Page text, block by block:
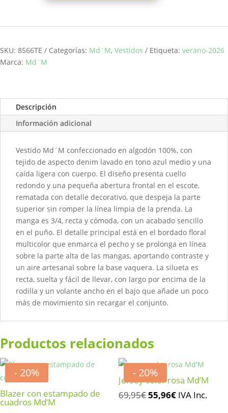
SKU: 8566TE Categorías: Md´M, Vestidos Etiqueta: verano-2026
Marca: Md´M
Descripción
Información adicional
Vestido Md´M confeccionado en algodón 100%, con
tejido de aspecto denim lavado en tono azul medio y una
caída ligera con cuerpo. El diseño presenta cuello
redondo y una pequeña abertura frontal en el escote,
rematada con detalle decorativo, que despeja la parte
superior sin romper la línea limpia de la prenda. La
manga es 3/4, recta y cómoda, con un acabado sencillo
en el puño. El detalle principal está en el bordado floral
multicolor que enmarca el pecho y se prolonga en línea
sobre la parte alta de las mangas, aportando contraste y
un aire artesanal sobre la base vaquera. La silueta es
recta, suelta y fácil de llevar, con largo por encima de la
rodilla y un volante ancho en el bajo que añade un poco
más de movimiento sin recargar el conjunto.
Productos relacionados
- 20%
Blazer con estampado de
cuadros Md’M
- 20%
Jersey color rosa Md’M
69,95€El
55,96€ElIVA Inc.